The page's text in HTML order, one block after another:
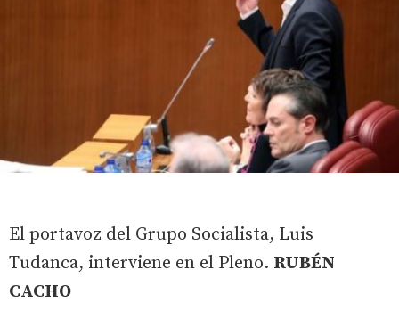
El portavoz del Grupo Socialista, Luis
Tudanca, interviene en el Pleno. RUBÉN
CACHO